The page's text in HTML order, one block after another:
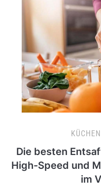
Die besten
High-Speed und
im